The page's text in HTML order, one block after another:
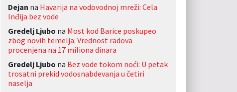
Dejan na Havarija na vodovodnoj mreži: Cela
Inđija bez vode
Gredelj Ljubo na Most kod Barice poskupeo
zbog novih temelja: Vrednost radova
procenjena na 17 miliona dinara
Gredelj Ljubo na Bez vode tokom noći: U petak
trosatni prekid vodosnabdevanja u četiri
naselja